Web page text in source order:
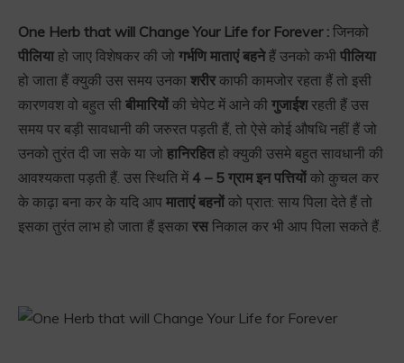
One Herb that will Change Your Life for Forever : जिनको
पीलियाहो जाए विशेषकर की जो गर्भणि माताएं बहनेहैं उनको कभी पीलिया
हो जाता हैं क्युकी उस समय उनका शरीरकाफी कामजोर रहता हैं तो इसी
कारणवश वो बहुत सी बीमारियोंकी चेपेट में आने की गुजाईशरहती हैं उस
समय पर बड़ी सावधानी की जरुरत पड़ती हैं, तो ऐसे कोई औषधि नहीं हैं जो
उनको तुरंत दी जा सके या जो हानिरहितहो क्युकी उसमे बहुत सावधानी की
आवश्यकता पड़ती हैं. उस स्थिति में 4 – 5 ग्राम इन पत्तियोंको कुचल कर
के काढ़ा बना कर के यदि आप माताएं बहनोंको प्रात: साय पिला देते हैं तो
इसका तुरंत लाभ हो जाता हैं इसका रसनिकाल कर भी आप पिला सकते हैं.